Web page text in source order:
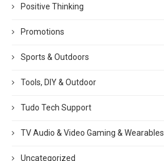
Positive Thinking
Promotions
Sports & Outdoors
Tools, DIY & Outdoor
Tudo Tech Support
TV Audio & Video Gaming & Wearables
Uncategorized